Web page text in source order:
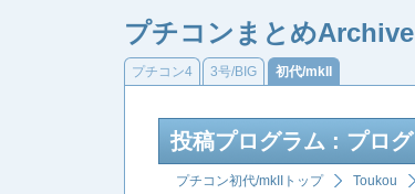
プチコンまとめArchive
プチコン4 3号/BIG 初代/mkII
投稿プログラム : プロ
プチコン初代/mkIIトップ Toukou